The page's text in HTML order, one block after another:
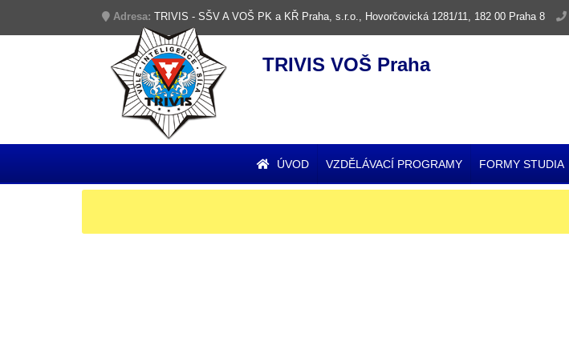
Adresa: TRIVIS - SŠV A VOŠ PK a KŘ Praha, s.r.o., Hovorčovická 1281/11, 182 00 Praha 8
TRIVIS VOŠ Praha
ÚVOD VZDĚLÁVACÍ PROGRAMY FORMY STUDIA